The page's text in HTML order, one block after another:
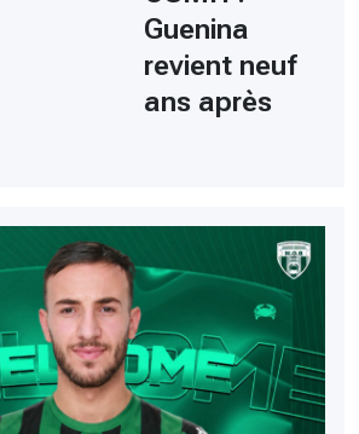
Guenina
revient neuf
ans après